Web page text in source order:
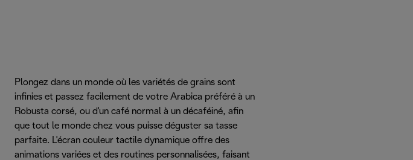
Plongez dans un monde où les variétés de grains sont
infinies et passez facilement de votre Arabica préféré à un
Robusta corsé, ou d'un café normal à un décaféiné, afin
que tout le monde chez vous puisse déguster sa tasse
parfaite. L'écran couleur tactile dynamique offre des
animations variées et des routines personnalisées, faisant